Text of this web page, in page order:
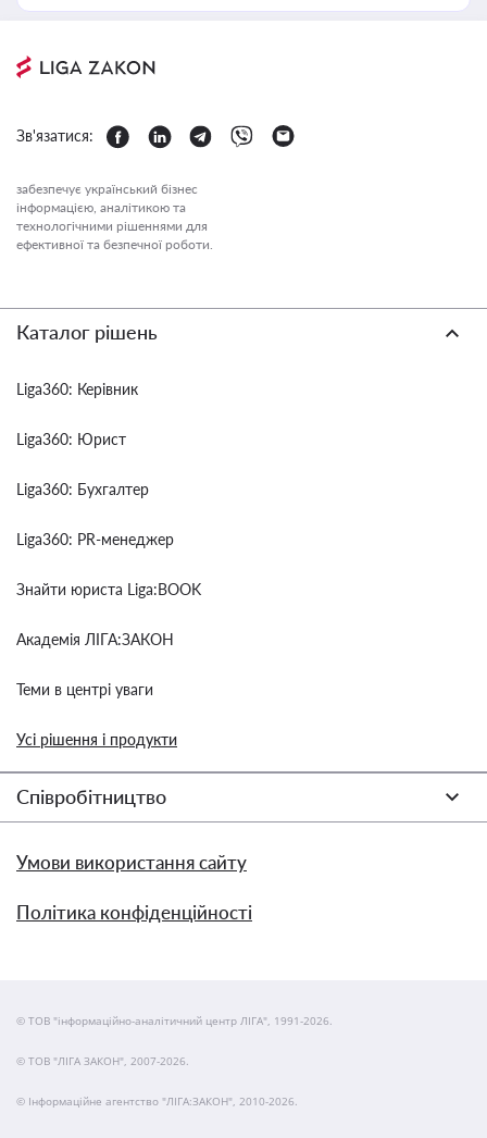
Зв'язатися:
забезпечує український бізнес
інформацією, аналітикою та
технологічними рішеннями для
ефективної та безпечної роботи.
Каталог рішень
Liga360: Керівник
Liga360: Юрист
Liga360: Бухгалтер
Liga360: PR-менеджер
Знайти юриста Liga:BOOK
Академія ЛІГА:ЗАКОН
Теми в центрі уваги
Усі рішення і продукти
Співробітництво
Умови використання сайту
Політика конфіденційності
© ТОВ "інформаційно-аналітичний центр ЛІГА", 1991-2026.
© ТОВ "ЛІГА ЗАКОН", 2007-2026.
© Інформаційне агентство "ЛІГА:ЗАКОН", 2010-2026.